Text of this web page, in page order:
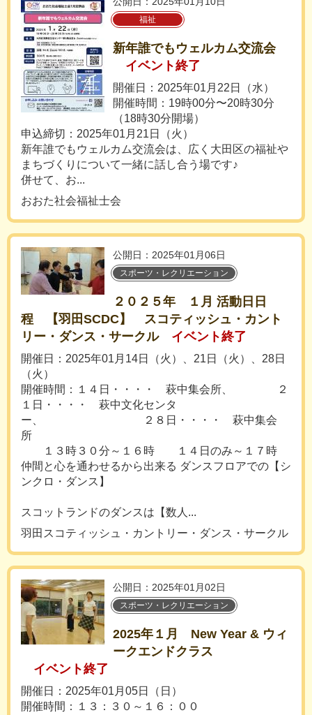
福祉
新年誰でもウェルカム交流会
イベント終了
開催日：2025年01月22日（水）
開催時間：19時00分〜20時30分
（18時30分開場）
申込締切：2025年01月21日（火）
新年誰でもウェルカム交流会は、広く大田区の福祉や
まちづくりについて一緒に話し合う場です♪
併せて、お...
おおた社会福祉士会
公開日：2025年01月06日
スポーツ・レクリエーション
２０２５年 １月 活動日日
程 【羽田SCDC】 スコティッシュ・カント
リー・ダンス・サークル
イベント終了
開催日：2025年01月14日（火）、21日（火）、28日
（火）
開催時間：１４日・・・・ 萩中集会所、 ２
１日・・・・ 萩中文化センタ
ー、 ２８日・・・・ 萩中集会
所
１３時３０分～１６時 １４日のみ～１７時
仲間と心を通わせるから出来る ダンスフロアでの【シ
ンクロ・ダンス】
スコットランドのダンスは【数人...
羽田スコティッシュ・カントリー・ダンス・サークル
公開日：2025年01月02日
スポーツ・レクリエーション
2025年１月 New Year & ウィ
ークエンドクラス
イベント終了
開催日：2025年01月05日（日）
開催時間：１３：３０～１６：００